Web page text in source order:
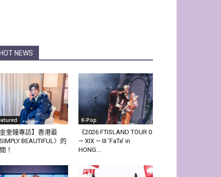
HOT NEWS
金奎鐘專訪】香港最
SIMPLY BEAUTIFUL〉的
！
K-Pop
《2026 FTISLAND TOUR 0
— XIX — III ‘FaTe’ in
HONG...